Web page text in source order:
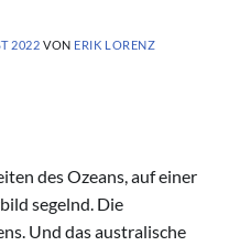
2022 VON ERIK LORENZ
des Ozeans, auf einer
segelnd. Die
Und das australische